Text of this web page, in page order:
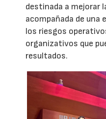
destinada a mejorar
acompañada de una
los riesgos
organizativos que
resultados.